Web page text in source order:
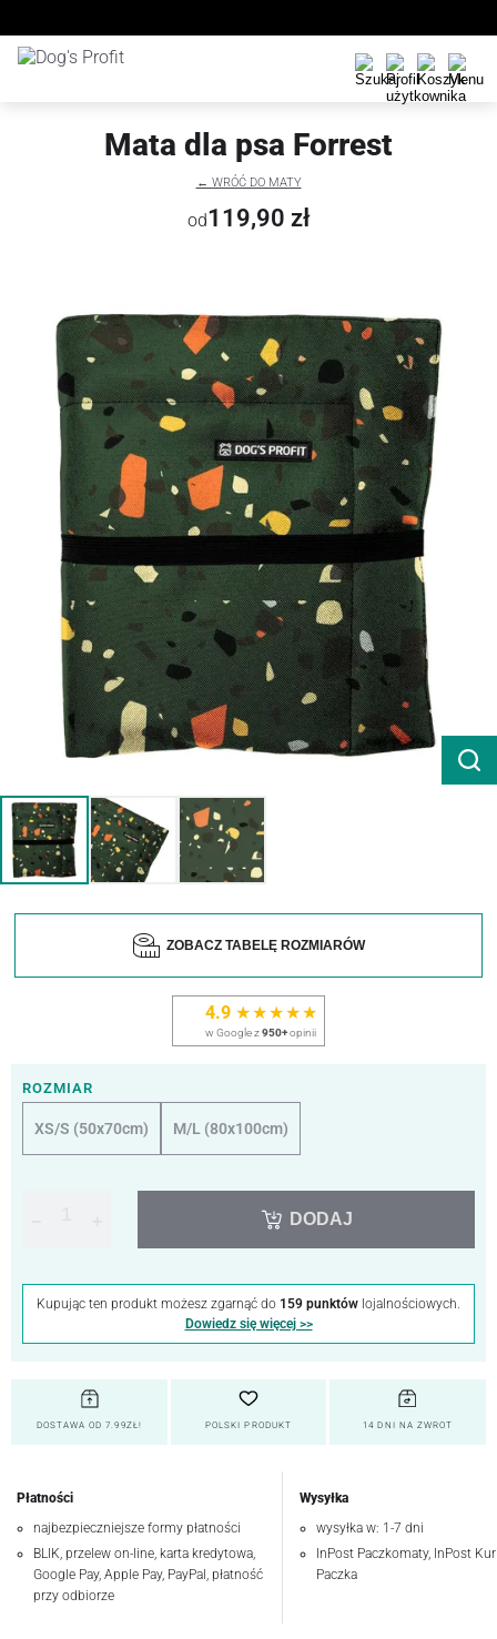
Mata dla psa Forrest
← WRÓĆ DO MATY
od119,90 zł
ZOBACZ TABELĘ ROZMIARÓW
4.9 ★★★★★
w Google z950+opinii
ROZMIAR
XS/S (50x70cm) M/L (80x100cm)
DODAJ
Kupując ten produkt możesz zgarnąć do 159 punktów lojalnościowych.
Dowiedz się więcej >>
DOSTAWA OD 7.99ZŁ! POLSKI PRODUKT 14 DNI NA ZWROT
Płatności
najbezpieczniejsze formy płatności
BLIK, przelew on-line, karta kredytowa,
Google Pay, Apple Pay, PayPal, płatność
przy odbiorze
Wysyłka
wysyłka w: 1-7 dni
InPost Paczkomaty, InPost
Paczka